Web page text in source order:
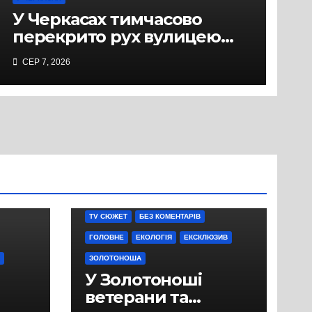
У Черкасах тимчасово
перекрито рух вулицею
Хрещатик на перехресті з
Грушевського через
ремонт тепломережі
СЕР 7, 2026
TV СЮЖЕТ БЕЗ КОМЕНТАРІВ
ГОЛОВНЕ ЕКОЛОГІЯ ЕКСКЛЮЗИВ
ЗОЛОТОНОША
У Золотоноші
ветерани та